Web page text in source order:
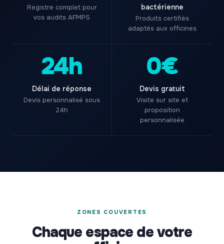
Registre complet pour
vos audits AFMPS
bactérienne
Produits certifiés
adaptés aux officines
24h
Délai de réponse
Devis personnalisé sous
24h
0€
Devis gratuit
Visite sur site et
proposition
personnalisée
ZONES COUVERTES
Chaque espace de votre